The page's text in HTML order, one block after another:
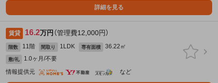
詳細を見る
賃貸 16.2万円 （管理費12,000円）
階数 11階 間取り 1LDK 専有面積 36.22㎡
敷/礼
1.0ヶ月/不要
情報提供元
など